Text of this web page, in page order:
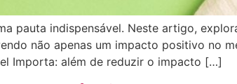
pauta indispensável. Neste artigo,
não apenas um impacto positivo no
Importa: além de reduzir o impacto […]